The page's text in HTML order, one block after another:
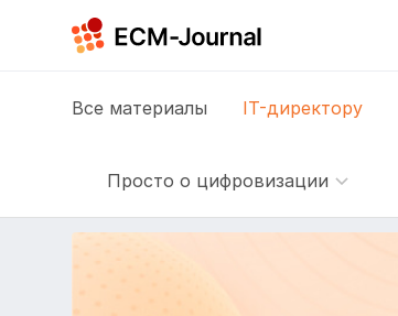
Все материалы IT-директору
Просто о цифровизации